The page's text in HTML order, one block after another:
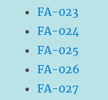
FA-023
FA-024
FA-025
FA-026
FA-027